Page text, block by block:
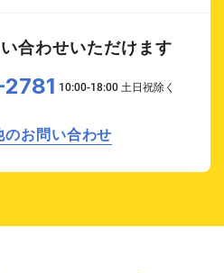
合わせいただけます
のお問い合わせ